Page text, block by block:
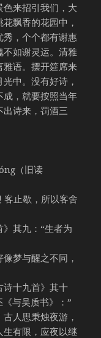
来招引我们，大
飘香的花园中，
秀，个个都有谢惠
不如谢灵运。清雅
雅语。摆开筵席来
中。没有好诗，
成，就要按照当年
诗来，罚酒三
（旧读
客止歇，所以客舍
其九：“生者为
梦与醒之不同，
诗十九首》其十
与吴质书》：”
人思秉烛夜游，
生有限，应夜以继